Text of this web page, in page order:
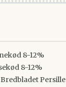
8-12%
8-12%
Persille